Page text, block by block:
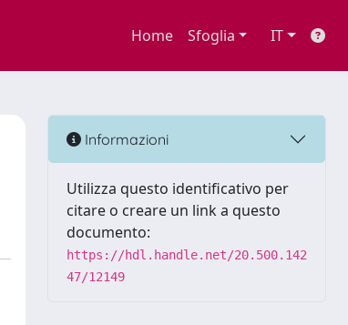
Home Sfoglia IT
Informazioni
Utilizza questo identificativo per
citare o creare un link a questo
documento:
https://hdl.handle.net/20.500.142
47/12149